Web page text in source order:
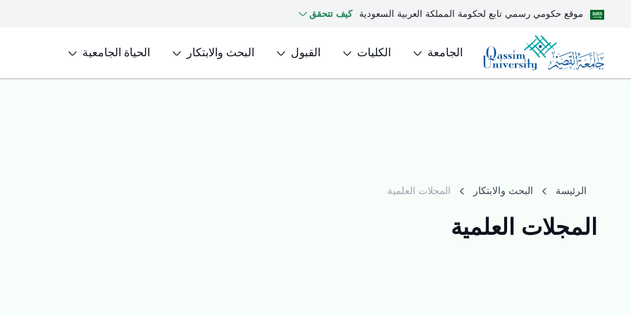
موقع حكومي رسمي تابع لحكومة المملكة العربية السعودية كيف تتحقق
الجامعة الكليات القبول البحث والابتكار الحياة الجامعية
الرئيسة البحث والابتكار المجلات العلمية
المجلات العلمية